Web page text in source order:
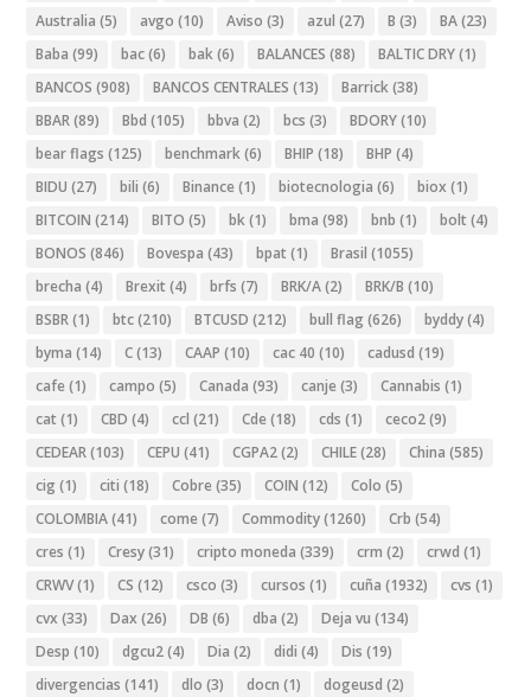
Australia (5) avgo (10) Aviso (3) azul (27) B (3) BA(23)
Baba (99) bac(6) bak(6) BALANCES (88) BALTIC DRY(1)
BANCOS (908) BANCOS CENTRALES (13) Barrick(38)
BBAR(89) Bbd (105) bbva (2) bcs (3) BDORY(10)
bear flags (125) benchmark(6) BHIP (18) BHP (4)
BIDU (27) bili (6) Binance (1) biotecnologia (6) biox (1)
BITCOIN (214) BITO (5) bk(1) bma (98) bnb (1) bolt (4)
BONOS (846) Bovespa (43) bpat (1) Brasil (1055)
brecha (4) Brexit (4) brfs (7) BRK/A(2) BRK/B (10)
BSBR(1) btc(210) BTCUSD (212) bull flag (626) byddy(4)
byma (14) C(13) CAAP (10) cac 40 (10) cadusd (19)
cafe (1) campo (5) Canada (93) canje (3) Cannabis (1)
cat (1) CBD (4) ccl (21) Cde (18) cds (1) ceco2(9)
CEDEAR(103) CEPU (41) CGPA2(2) CHILE(28) China (585)
cig (1) citi (18) Cobre (35) COIN (12) Colo (5)
COLOMBIA(41) come (7) Commodity(1260) Crb (54)
cres (1) Cresy(31) cripto moneda (339) crm (2) crwd (1)
CRWV(1) CS (12) csco (3) cursos (1) cuña (1932) cvs (1)
cvx (33) Dax (26) DB (6) dba (2) Deja vu (134)
Desp (10) dgcu2(4) Dia (2) didi (4) Dis (19)
divergencias (141) dlo (3) docn (1) dogeusd (2)